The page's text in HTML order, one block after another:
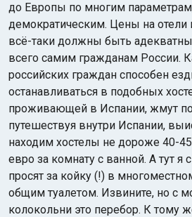
до Европы по многим
демократическим. Цены на отели
всё-таки должны быть
всего самим гражданам России.
российских граждан способен
останавливаться в подобных
проживающей в Испании, жмут
путешествуя внутри Испании,
находим хостелы не дороже 40-
евро за комнату с ванной. А тут я
просят за койку (!) в
общим туалетом. Извините, но с
колокольни это перебор. К тому